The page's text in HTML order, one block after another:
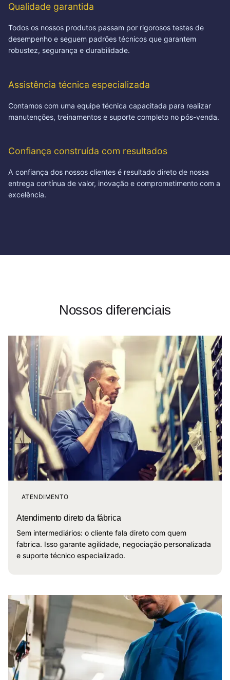
Qualidade garantida
Todos os nossos produtos passam por rigorosos testes de
desempenho e seguem padrões técnicos que garantem
robustez, segurança e durabilidade.
Assistência técnica especializada
Contamos com uma equipe técnica capacitada para realizar
manutenções, treinamentos e suporte completo no pós-venda.
Confiança construída com resultados
A confiança dos nossos clientes é resultado direto de nossa
entrega contínua de valor, inovação e comprometimento com a
excelência.
Nossos diferenciais
ATENDIMENTO
Atendimento direto da fábrica
Sem intermediários: o cliente fala direto com quem
fabrica. Isso garante agilidade, negociação personalizada
e suporte técnico especializado.